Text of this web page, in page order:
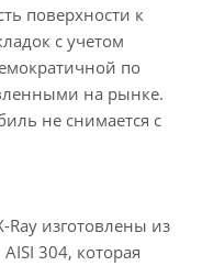
поверхности к
с учетом
по
на рынке.
не снимается с
изготовлены из
304, которая